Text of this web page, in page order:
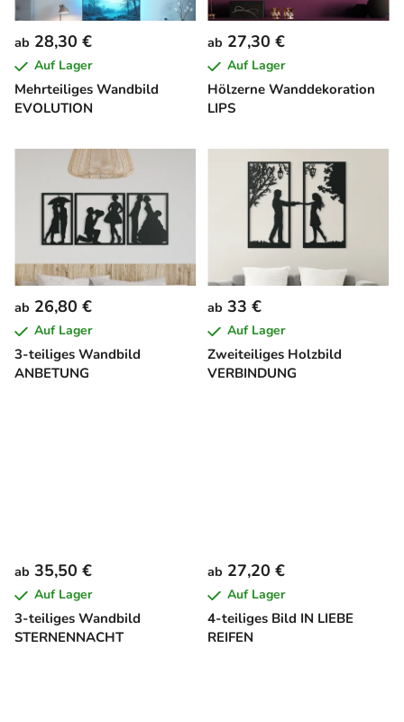
Mehrteiliges Wandbild
EVOLUTION
ab 28,30 €
Auf Lager
Hölzerne Wanddekoration
LIPS
ab 27,30 €
Auf Lager
3-teiliges Wandbild
ANBETUNG
ab 26,80 €
Auf Lager
Zweiteiliges Holzbild
VERBINDUNG
ab 33 €
Auf Lager
3-teiliges Wandbild
STERNENNACHT
ab 35,50 €
Auf Lager
4-teiliges Bild IN LIEBE
REIFEN
ab 27,20 €
Auf Lager